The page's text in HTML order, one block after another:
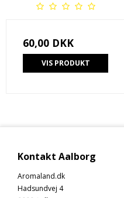
60,00 DKK
VIS PRODUKT
Kontakt Aalborg
Aromaland.dk
Hadsundvej 4